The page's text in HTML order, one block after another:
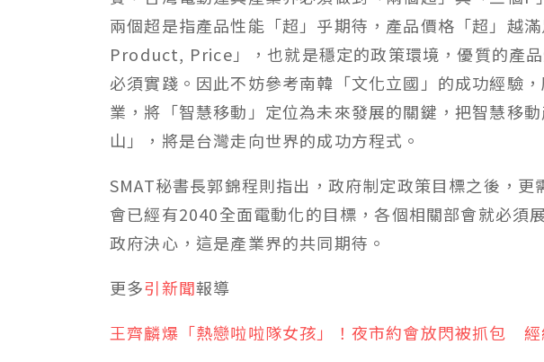
兩個超是指產品性能「超」乎期待，產品價格「超」越
Product, Price」，也就是穩定的政策環境，優質的產
必須實踐。因此不妨參考南韓「文化立國」的成功經驗
業，將「智慧移動」定位為未來發展的關鍵，把智慧移
山」，將是台灣走向世界的成功方程式。
SMAT秘書長郭錦程則指出，政府制定政策目標之後，更
會已經有2040全面電動化的目標，各個相關部會就必須
政府決心，這是產業界的共同期待。
更多引新聞報導
王齊麟爆「熱戀啦啦隊女孩」！夜市約會放閃被抓包 經